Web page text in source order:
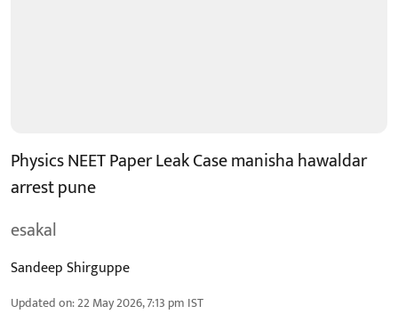
Physics NEET Paper Leak Case manisha hawaldar
arrest pune
esakal
Sandeep Shirguppe
Updated on:22 May 2026, 7:13 pm IST